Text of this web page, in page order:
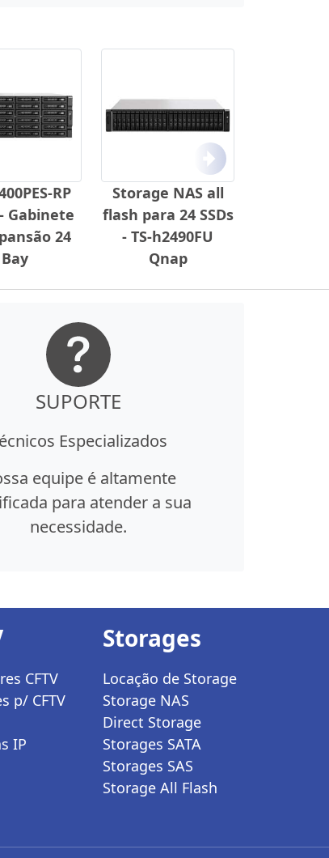
RP
Gabinete
24
Bay
Storage NAS all
flash para 24 SSDs
- TS-h2490FU
Qnap
Próximo
SUPORTE
Especializados
equipe é altamente
para atender a sua
necessidade.
CFTV
p/ CFTV
IP
Storages
Locação de Storage
Storage NAS
Direct Storage
Storages SATA
Storages SAS
Storage All Flash